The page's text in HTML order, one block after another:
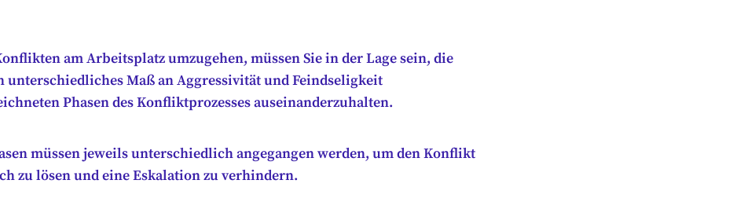
am Arbeitsplatz umzugehen, müssen Sie in der Lage sein, die
unterschiedliches Maß an Aggressivität und Feindseligkeit
Phasen des Konfliktprozesses auseinanderzuhalten.
müssen jeweils unterschiedlich angegangen werden, um den Konflikt
zu lösen und eine Eskalation zu verhindern.